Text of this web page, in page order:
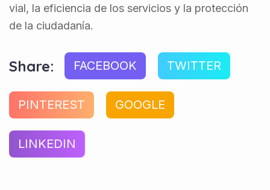
vial, la eficiencia de los servicios y la protección
de la ciudadanía.
Share: FACEBOOK TWITTER
PINTEREST GOOGLE
LINKEDIN